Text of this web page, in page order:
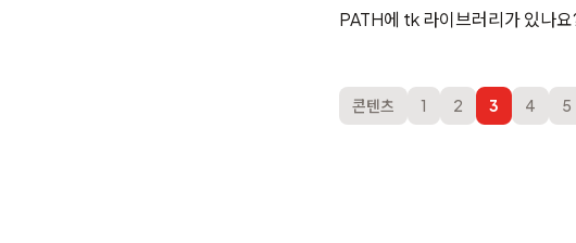
PATH에 tk 라이브러리가 있나요
콘텐츠 1 2 3 4 5